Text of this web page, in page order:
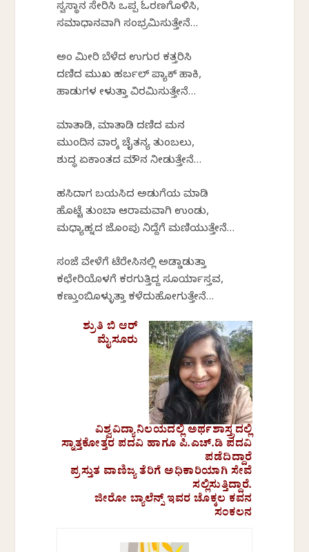
ಸ್ವಸ್ಥಾನ ಸೇರಿಸಿ ಒಪ್ಪ ಓರಣಗೊಳಿಸಿ,
ಸಮಾಧಾನವಾಗಿ ಸಂಭ್ರಮಿಸುತ್ತೇನೆ…
ಅಂಕೆ ಮೀರಿ ಬೆಳೆದ ಉಗುರ ಕತ್ತರಿಸಿ
ದಣಿದ ಮುಖಕೆ ಹರ್ಬಲ್ ಪ್ಯಾಕ್ ಹಾಕಿ,
ಹಾಡುಗಳ ಕೇಳುತ್ತಾ ವಿರಮಿಸುತ್ತೇನೆ…
ಮಾತಾಡಿ, ಮಾತಾಡಿ ದಣಿದ ಮನಕೆ
ಮುಂದಿನ ವಾರಕ್ಕೆ ಚೈತನ್ಯ ತುಂಬಲು,
ಶುದ್ಧ ಏಕಾಂತದ ಮೌನ ನೀಡುತ್ತೇನೆ…
ಹಸಿದಾಗ ಬಯಸಿದ ಅಡುಗೆಯ ಮಾಡಿ
ಹೊಟ್ಟೆ ತುಂಬಾ ಆರಾಮವಾಗಿ ಉಂಡು,
ಮಧ್ಯಾಹ್ನದ ಜೊಂಪು ನಿದ್ದೆಗೆ ಮಣಿಯುತ್ತೇನೆ…
ಸಂಜೆ ವೇಳೆಗೆ ಟೆರೇಸಿನಲ್ಲಿ ಅಡ್ಡಾಡುತ್ತಾ
ಕಛೇರಿಯೊಳಗೆ ಕರಗುತ್ತಿದ್ದ ಸೂರ್ಯಾಸ್ತವ,
ಕಣ್ತುಂಬಿಕೊಳ್ಳುತ್ತಾ ಕಳೆದುಹೋಗುತ್ತೇನೆ…
ಶ್ರುತಿ ಬಿ ಆರ್
ಮೈಸೂರು
ವಿಶ್ವವಿದ್ಯಾನಿಲಯದಲ್ಲಿ ಅರ್ಥಶಾಸ್ತ್ರದಲ್ಲಿ
ಸ್ನಾತ್ತಕೋತ್ತರ ಪದವಿ ಹಾಗೂ ಪಿ.ಎಚ್‌.ಡಿ ಪದವಿ
ಪಡೆದಿದ್ದಾರೆ
ಪ್ರಸ್ತುತ ವಾಣಿಜ್ಯ ತೆರಿಗೆ ಅಧಿಕಾರಿಯಾಗಿ ಸೇವೆ
ಸಲ್ಲಿಸುತ್ತಿದ್ದಾರೆ.
ಜೀರೋ ಬ್ಯಾಲೆನ್ಸ್‌ ಇವರ ಚೊಕ್ಕಲ ಕವನ
ಸಂಕಲನ